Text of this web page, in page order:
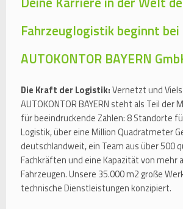
Fahrzeuglogistik beginnt bei
AUTOKONTOR BAYERN
Die Kraft der Logistik:Vernetzt und
AUTOKONTOR BAYERN steht als Teil der
für beeindruckende Zahlen: 8 Standorte
Logistik, über eine Million Quadratmeter
deutschlandweit, ein Team aus über 500
Fachkräften und eine Kapazität von mehr
Fahrzeugen. Unsere 35.000 m2 große
technische Dienstleistungen konzipiert.